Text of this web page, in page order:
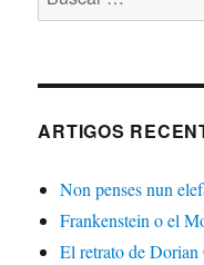
ARTIGOS
Non penses nun
Frankenstein o el
El retrato de Dorian